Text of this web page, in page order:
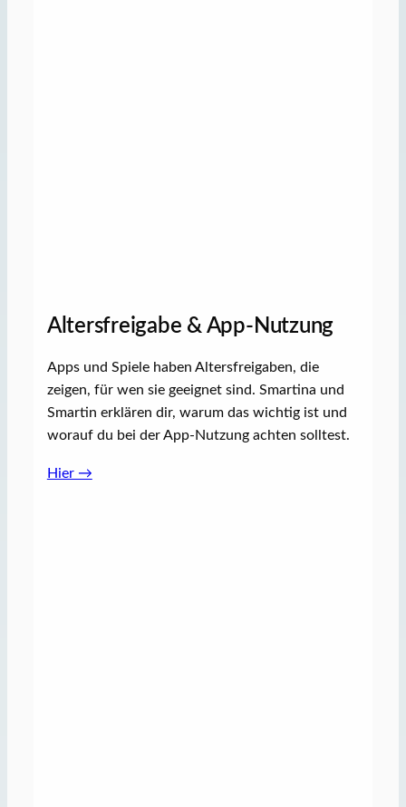
Altersfreigabe & App-Nutzung
Apps und Spiele haben Altersfreigaben, die
zeigen, für wen sie geeignet sind. Smartina und
Smartin erklären dir, warum das wichtig ist und
worauf du bei der App-Nutzung achten solltest.
Hier →